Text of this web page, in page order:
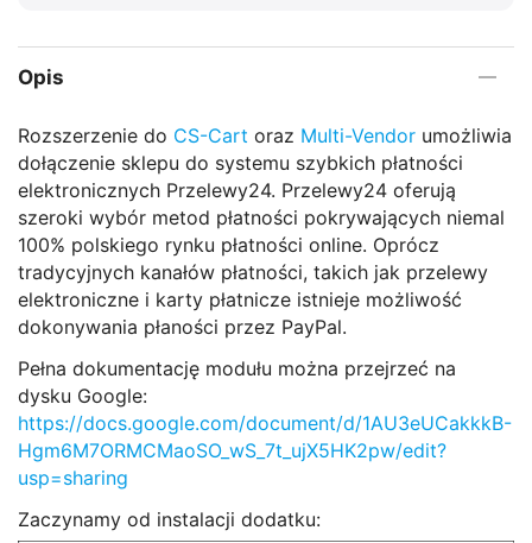
Opis
Rozszerzenie do CS-Cart oraz Multi-Vendor umożliwia
dołączenie sklepu do systemu szybkich płatności
elektronicznych Przelewy24. Przelewy24 oferują
szeroki wybór metod płatności pokrywających niemal
100% polskiego rynku płatności online. Oprócz
tradycyjnych kanałów płatności, takich jak przelewy
elektroniczne i karty płatnicze istnieje możliwość
dokonywania płaności przez PayPal.
Pełna dokumentację modułu można przejrzeć na
dysku Google:
https://docs.google.com/document/d/1AU3eUCakkkB-
Hgm6M7ORMCMaoSO_wS_7t_ujX5HK2pw/edit?
usp=sharing
Zaczynamy od instalacji dodatku: